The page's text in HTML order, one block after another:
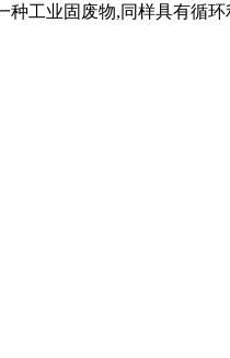
工业固废物,同样具有循